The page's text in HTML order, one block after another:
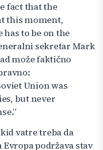
fact that the
this moment,
to be on the
sekretar Mark
može faktično
Union was
but never
vatre treba da
podržava stav